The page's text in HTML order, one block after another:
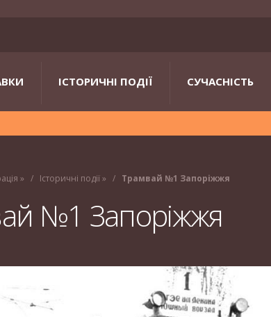
ІСТОРИЧНІ ПОДІЇ СУЧАСНІСТЬ
» Історичні події» Трамвай №1 Запоріжжя
№1 Запоріжжя